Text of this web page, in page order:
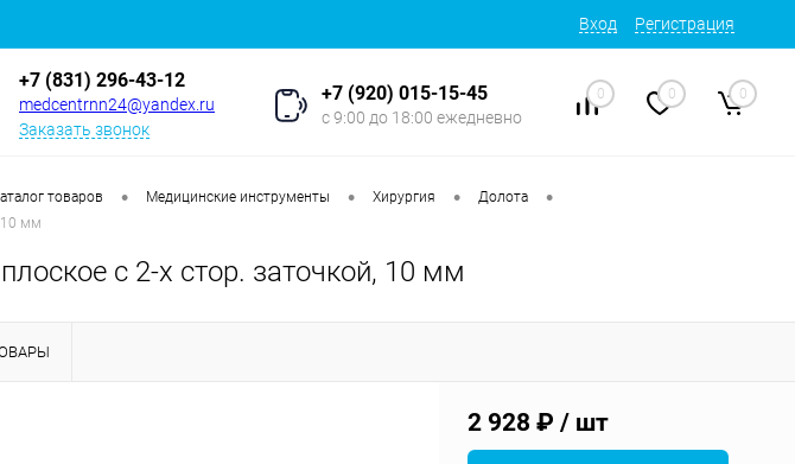
Вход Регистрация
+7 (831) 296-43-12
medcentrnn24@yandex.ru
Заказать звонок
+7 (920) 015-15-45
с 9:00 до 18:00 ежедневно
0 0 0
товаров • Медицинские инструменты • Хирургия • Долота •
10 мм
с 2-х стор. заточкой, 10 мм
2 928 ₽ / шт